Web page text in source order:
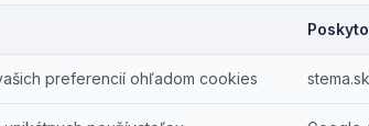
preferencií ohľadom cookies stema.sk